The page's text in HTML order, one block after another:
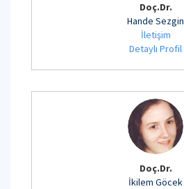
Doç.Dr.
Hande Sezgin
İletişim
Detaylı Profil
Doç.Dr.
İkilem Göcek